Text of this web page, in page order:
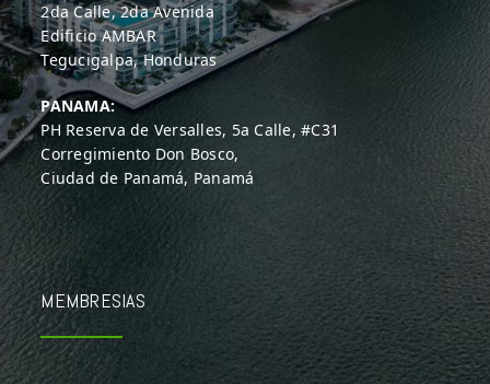
2da Calle, 2da Avenida
Edificio AMBAR
Tegucigalpa, Honduras
PANAMA:
PH Reserva de Versalles, 5a Calle, #C31
Corregimiento Don Bosco,
Ciudad de Panamá, Panamá
MEMBRESIAS